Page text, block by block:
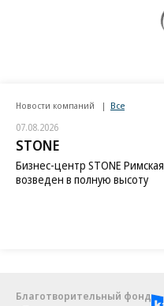
Новости компаний Все
07.08.2026
STONE
Бизнес-центр STONE Римская
возведен в полную высоту
Благотворительный фонд